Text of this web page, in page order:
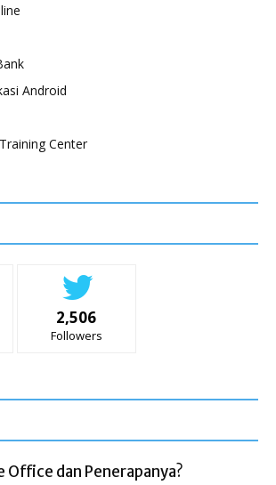
Android
Center
2,506
Followers
Office dan Penerapanya?